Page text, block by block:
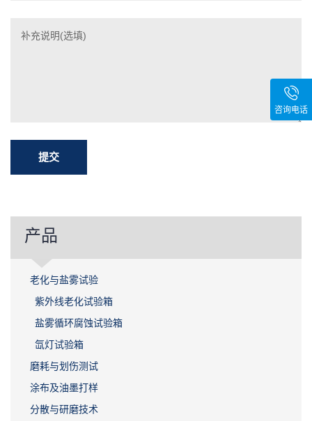
产品
老化与盐雾试验
紫外线老化试验箱
盐雾循环腐蚀试验箱
氙灯试验箱
磨耗与划伤测试
涂布及油墨打样
分散与研磨技术
咨询电话